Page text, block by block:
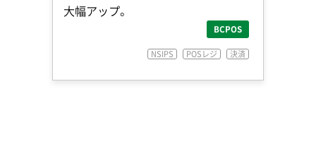
大幅アップ。
BCPOS
NSIPS POSレジ 決済